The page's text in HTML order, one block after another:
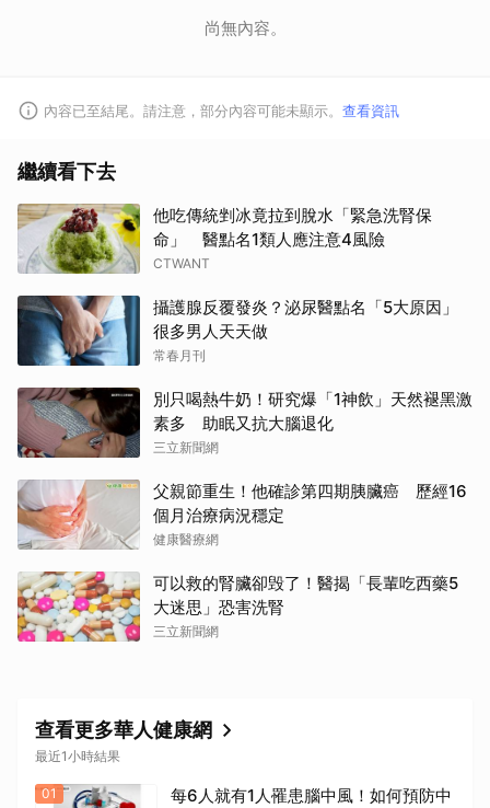
尚無內容。
內容已至結尾。請注意，部分內容可能未顯示。 查看資訊
繼續看下去
他吃傳統剉冰竟拉到脫水「緊急洗腎保
命」 醫點名1類人應注意4風險
CTWANT
攝護腺反覆發炎？泌尿醫點名「5大原因」
很多男人天天做
常春月刊
別只喝熱牛奶！研究爆「1神飲」天然褪黑激
素多 助眠又抗大腦退化
三立新聞網
父親節重生！他確診第四期胰臟癌 歷經16
個月治療病況穩定
健康醫療網
可以救的腎臟卻毁了！醫揭「長輩吃西藥5
大迷思」恐害洗腎
三立新聞網
查看更多華人健康網
最近1小時結果
01
每6人就有1人罹患腦中風！如何預防中
取消